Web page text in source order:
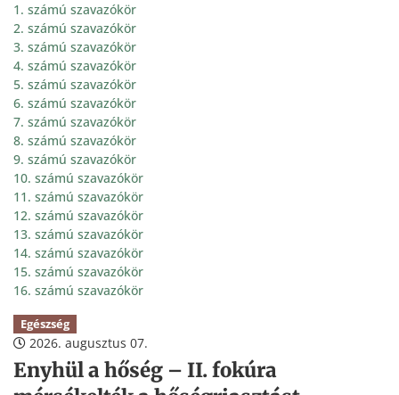
1. számú szavazókör
2. számú szavazókör
3. számú szavazókör
4. számú szavazókör
5. számú szavazókör
6. számú szavazókör
7. számú szavazókör
8. számú szavazókör
9. számú szavazókör
10. számú szavazókör
11. számú szavazókör
12. számú szavazókör
13. számú szavazókör
14. számú szavazókör
15. számú szavazókör
16. számú szavazókör
Egészség
2026. augusztus 07.
Enyhül a hőség – II. fokúra